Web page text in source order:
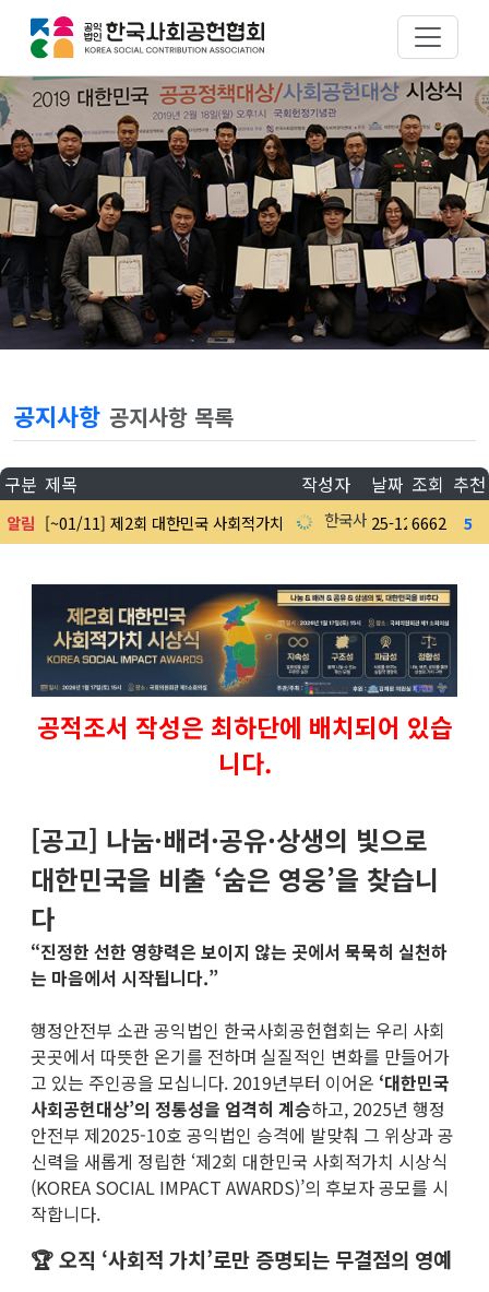
공지사항 공지사항 목록
구분 제목 작성자 날짜 조회 추천
알림 [~01/11] 제2회 대한민국 사회적가치 시상식 수상 후보자 공모 및 심
한국사회공헌협회
25-12-18
6662 5
공적조서 작성은 최하단에 배치되어 있습
니다.
[공고] 나눔·배려·공유·상생의 빛으로
대한민국을 비출 ‘숨은 영웅’을 찾습니
다
“진정한 선한 영향력은 보이지 않는 곳에서 묵묵히 실천하
는 마음에서 시작됩니다.”
행정안전부 소관 공익법인 한국사회공헌협회는 우리 사회
곳곳에서 따뜻한 온기를 전하며 실질적인 변화를 만들어가
고 있는 주인공을 모십니다. 2019년부터 이어온 ‘대한민국
사회공헌대상’의 정통성을 엄격히 계승하고, 2025년 행정
안전부 제2025-10호 공익법인 승격에 발맞춰 그 위상과 공
신력을 새롭게 정립한 ‘제2회 대한민국 사회적가치 시상식
(KOREA SOCIAL IMPACT AWARDS)’의 후보자 공모를 시
작합니다.
🏆 오직 ‘사회적 가치’로만 증명되는 무결점의 영예